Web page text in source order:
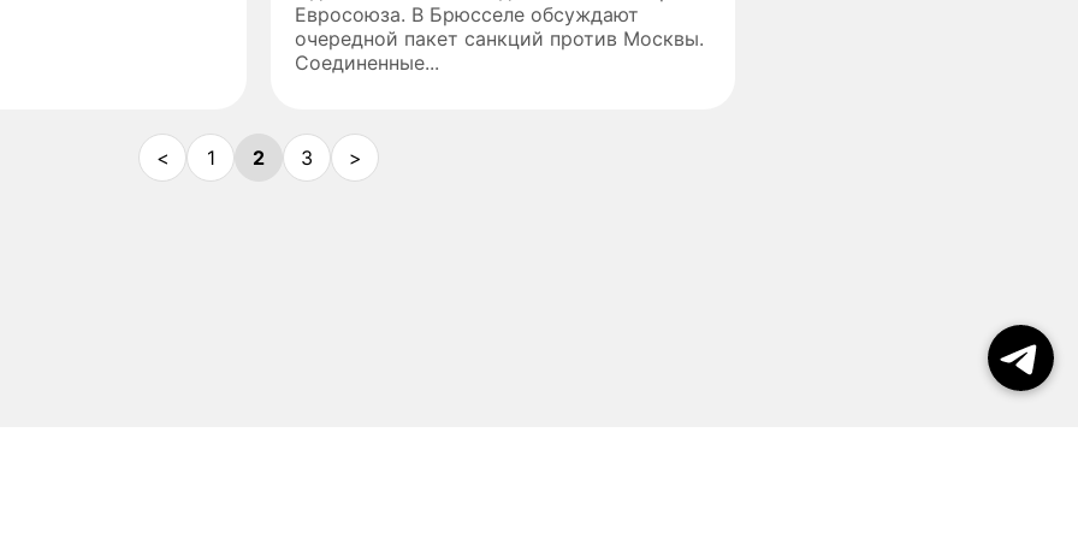
Евросоюза. В Брюсселе обсуждают
очередной пакет санкций против Москвы.
Соединенные...
< 1 2 3 >